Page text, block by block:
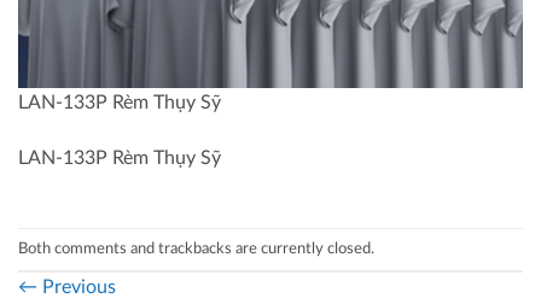
LAN-133P Rèm Thụy Sỹ
LAN-133P Rèm Thụy Sỹ
Both comments and trackbacks are currently closed.
← Previous